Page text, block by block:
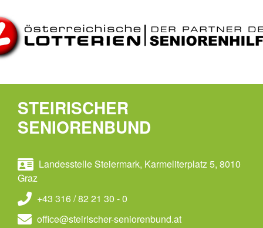
STEIRISCHER
SENIORENBUND
Landesstelle Steiermark, Karmeliterplatz 5, 8010
Graz
+43 316 / 82 21 30 - 0
office@steirischer-seniorenbund.at